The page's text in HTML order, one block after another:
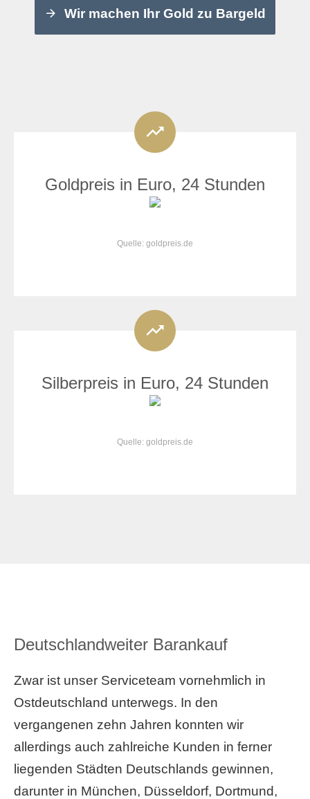
Wir machen Ihr Gold zu Bargeld
Goldpreis in Euro, 24 Stunden
Quelle: goldpreis.de
Silberpreis in Euro, 24 Stunden
Quelle: goldpreis.de
Deutschlandweiter Barankauf
Zwar ist unser Serviceteam vornehmlich in
Ostdeutschland unterwegs. In den
vergangenen zehn Jahren konnten wir
allerdings auch zahlreiche Kunden in ferner
liegenden Städten Deutschlands gewinnen,
darunter in München, Düsseldorf, Dortmund,